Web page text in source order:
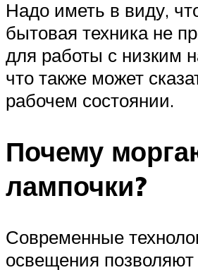
Надо иметь в виду,
бытовая техника не
для работы с низким
что также может
рабочем состоянии.
Почему
лампочки?
Современные
освещения позволяют